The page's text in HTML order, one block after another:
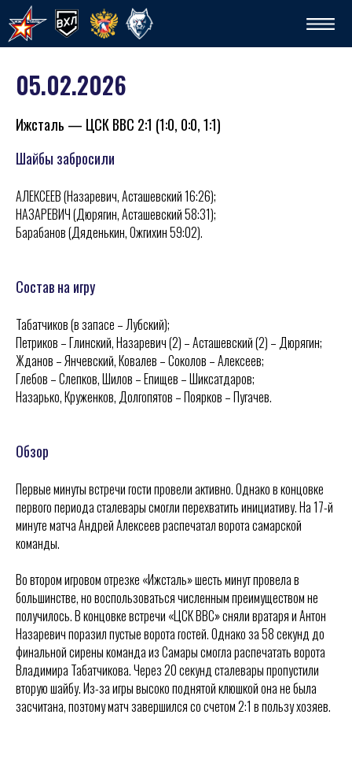
05.02.2026
Ижсталь — ЦСК ВВС 2:1 (1:0, 0:0, 1:1)
Шайбы забросили
АЛЕКСЕЕВ (Назаревич, Асташевский 16:26);
НАЗАРЕВИЧ (Дюрягин, Асташевский 58:31);
Барабанов (Дяденькин, Ожгихин 59:02).
Состав на игру
Табатчиков (в запасе – Лубский);
Петриков – Глинский, Назаревич (2) – Асташевский (2) – Дюрягин;
Жданов – Янчевский, Ковалев – Соколов – Алексеев;
Глебов – Слепков, Шилов – Епищев – Шиксатдаров;
Назарько, Круженков, Долгопятов – Поярков – Пугачев.
Обзор
Первые минуты встречи гости провели активно. Однако в концовке
первого периода сталевары смогли перехватить инициативу. На 17-й
минуте матча Андрей Алексеев распечатал ворота самарской
команды.
Во втором игровом отрезке «Ижсталь» шесть минут провела в
большинстве, но воспользоваться численным преимуществом не
получилось. В концовке встречи «ЦСК ВВС» сняли вратаря и Антон
Назаревич поразил пустые ворота гостей. Однако за 58 секунд до
финальной сирены команда из Самары смогла распечатать ворота
Владимира Табатчикова. Через 20 секунд сталевары пропустили
вторую шайбу. Из-за игры высоко поднятой клюшкой она не была
засчитана, поэтому матч завершился со счетом 2:1 в пользу хозяев.